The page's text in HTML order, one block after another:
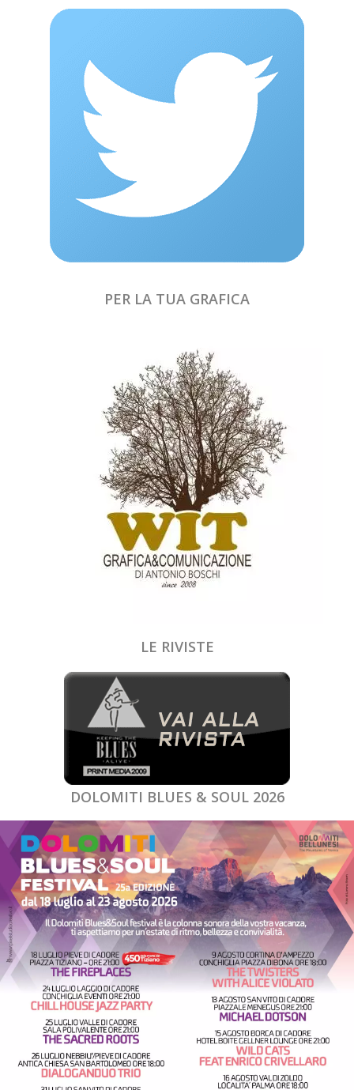
PER LA TUA GRAFICA
LE RIVISTE
DOLOMITI BLUES & SOUL 2026